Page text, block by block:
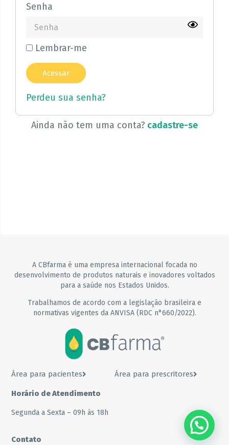
Senha
Lembrar-me
Perdeu sua senha?
Ainda não tem uma conta? cadastre-se
A CBfarma é uma empresa internacional focada no
desenvolvimento de produtos naturais e inovadores voltados
para a saúde nos Estados Unidos.
Trabalhamos de acordo com a legislação brasileira e
normativas vigentes da ANVISA (RDC n°660/2022).
Área para pacientes Área para prescritores
Horário de Atendimento
Segunda a Sexta – 09h às 18h
Contato